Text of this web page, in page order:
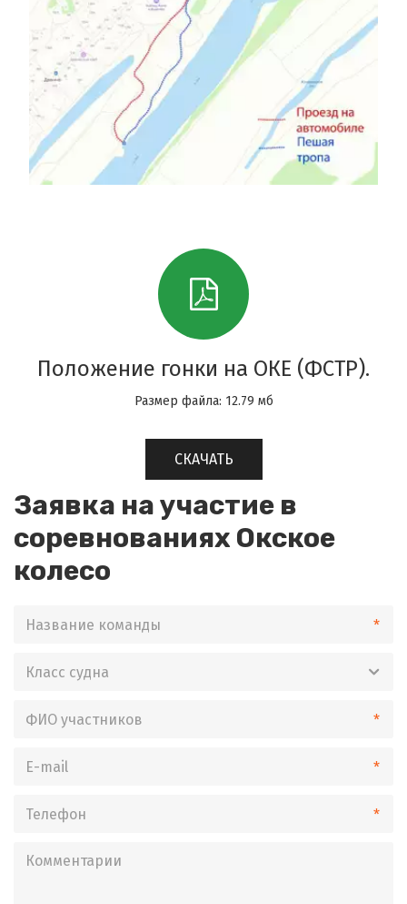
Положение гонки на ОКЕ (ФСТР).
Размер файла: 12.79 мб
СКАЧАТЬ
Заявка на участие в
соревнованиях Окское
колесо
*
*
*
*